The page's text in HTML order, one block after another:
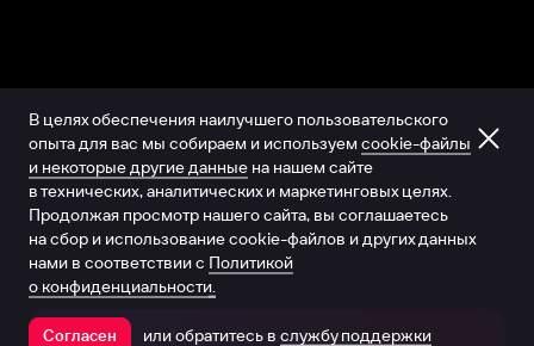
Открыть в приложении
В целях обеспечения наилучшего пользовательского
опыта для вас мы собираем и используем cookie-файлы
и некоторые другие данные на нашем сайте
в технических, аналитических и маркетинговых целях.
Продолжая просмотр нашего сайта, вы соглашаетесь
на сбор и использование cookie-файлов и других данных
нами в соответствии с Политикой
о конфиденциальности.
Согласен или обратитесь в службу поддержки